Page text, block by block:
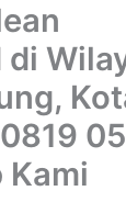
Kami